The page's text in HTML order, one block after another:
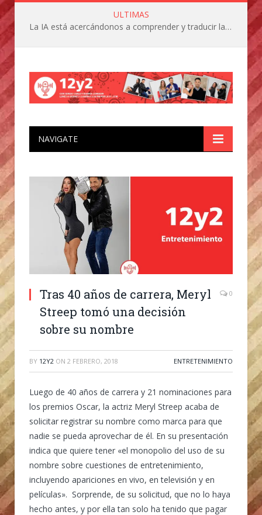
ULTIMAS
La IA está acercándonos a comprender y traducir las vocalizaciones y comportamientos de nuestras mascotas
NAVIGATE
Tras 40 años de carrera, Meryl
Streep tomó una decisión
sobre su nombre
0
BY 12Y2 ON 2 FEBRERO, 2018 ENTRETENIMIENTO
Luego de 40 años de carrera y 21 nominaciones para
los premios Oscar, la actriz Meryl Streep acaba de
solicitar registrar su nombre como marca para que
nadie se pueda aprovechar de él. En su presentación
indica que quiere tener «el monopolio del uso de su
nombre sobre cuestiones de entretenimiento,
incluyendo apariciones en vivo, en televisión y en
películas». Sorprende, de su solicitud, que no lo haya
hecho antes, y por ella tan solo ha tenido que pagar